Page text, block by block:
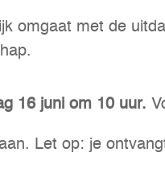
omgaat met de
16 juni om 10 uur.
Let op: je